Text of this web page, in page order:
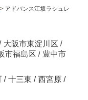
> アドバンス江坂ラシュレ
大阪市東淀川区 /
市福島区 / 豊中市
/ 十三東 / 西宮原 /